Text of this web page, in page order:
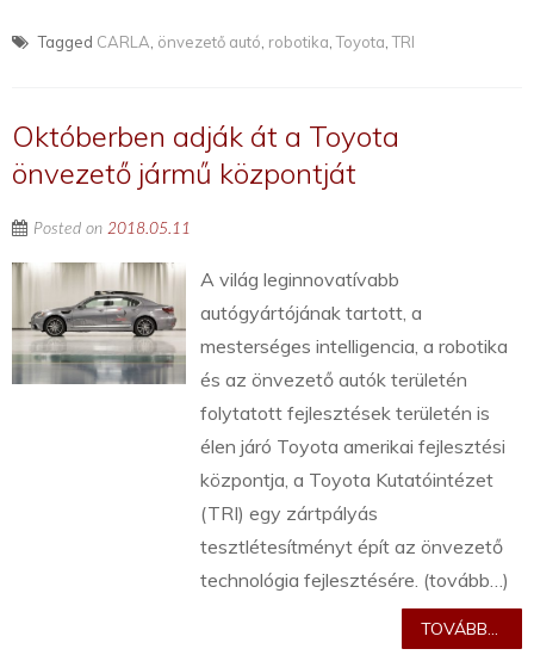
Tagged CARLA önvezető autó robotika ,Toyota ,TRI
Októberben adják át a Toyota
önvezető jármű központját
Posted on 2018.05.11
A világ leginnovatívabb
autógyártójának tartott, a
mesterséges intelligencia, a robotika
és az önvezető autók területén
folytatott fejlesztések területén is
élen járó Toyota amerikai fejlesztési
központja, a Toyota Kutatóintézet
(TRI) egy zártpályás
tesztlétesítményt épít az önvezető
technológia fejlesztésére. (tovább…)
TOVÁBB...